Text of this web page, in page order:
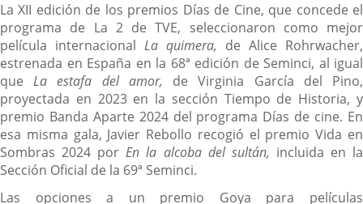
La XII edición de los premios Días de Cine, que concede el
programa de La 2 de TVE, seleccionaron como mejor
película internacional La quimera, de Alice Rohrwacher,
estrenada en España en la 68ª edición de Seminci, al igual
queLa estafa del amor, de Virginia García del Pino,
proyectada en 2023 en la sección Tiempo de Historia, y
premio Banda Aparte 2024 del programa Días de cine. En
esa misma gala, Javier Rebollo recogió el premio Vida en
Sombras 2024 porEn la alcoba del sultán, incluida en la
Sección Oficial de la 69ª Seminci.
Las opciones a un premio Goya para películas